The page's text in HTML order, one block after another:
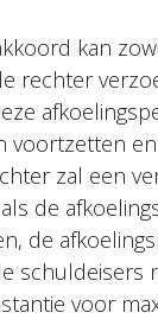
kan
rechter
voortzetten
zal een
de
de
schuldeisers
voor